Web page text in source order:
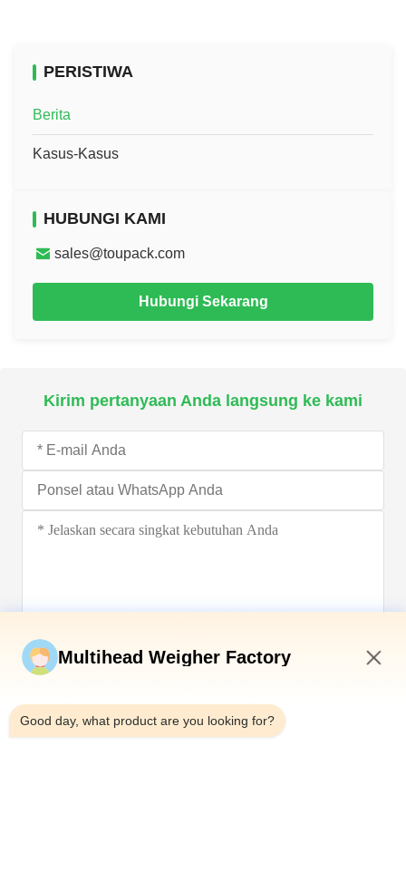
PERISTIWA
Berita
Kasus-Kasus
HUBUNGI KAMI
sales@toupack.com
Hubungi Sekarang
Kirim pertanyaan Anda langsung ke kami
Multihead Weigher Factory
Good day, what product are you looking for?